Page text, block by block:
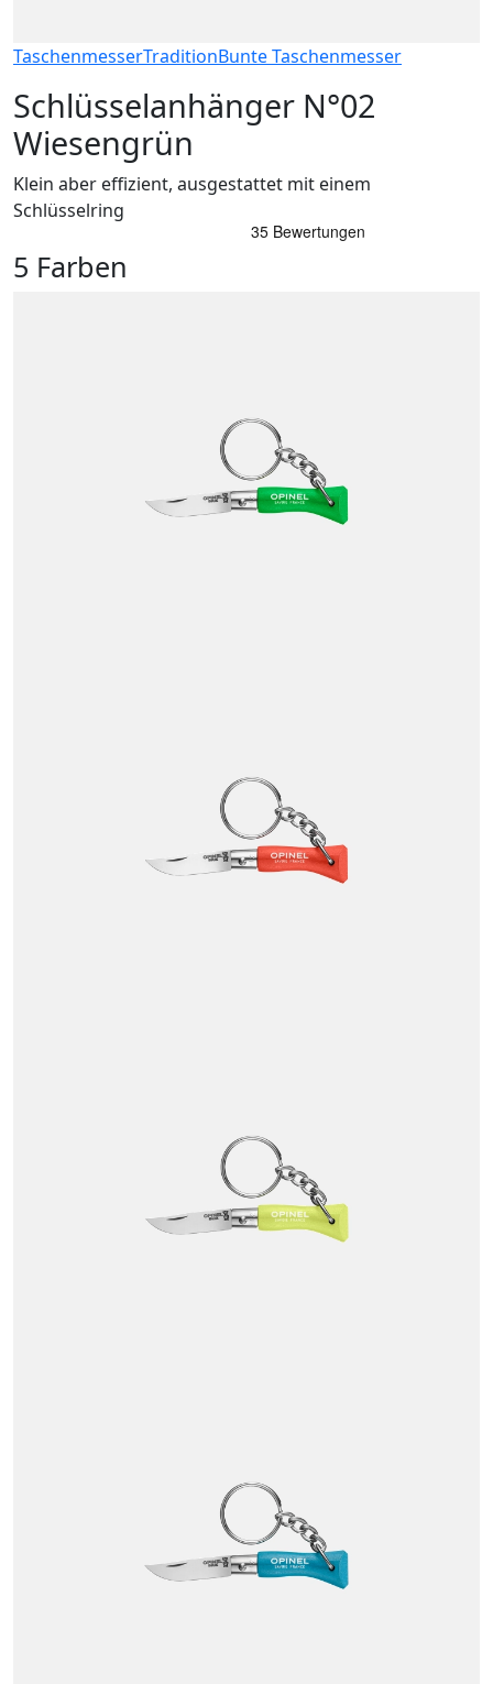
TaschenmesserTraditionBunte Taschenmesser
Schlüsselanhänger N°02
Wiesengrün
Klein aber effizient, ausgestattet mit einem
Schlüsselring
5 Farben